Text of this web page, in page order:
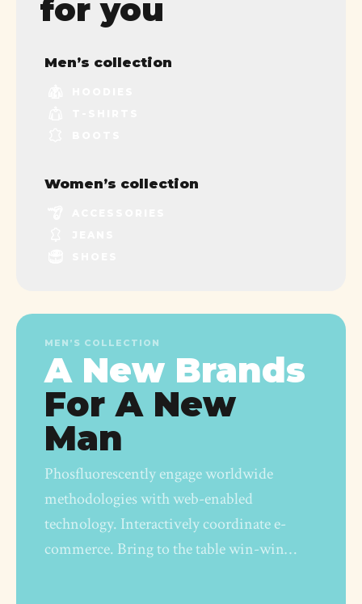
for you
Men’s collection
Women’s collection
MEN’S COLLECTION
A New Brands
For A New
Man
Phosfluorescently engage worldwide
methodologies with web-enabled
technology. Interactively coordinate e-
commerce. Bring to the table win-win